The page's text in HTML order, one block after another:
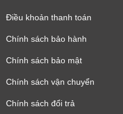
Điều khoản thanh toán
Chính sách bảo hành
Chính sách bảo mật
Chính sách vận chuyển
Chính sách đổi trả